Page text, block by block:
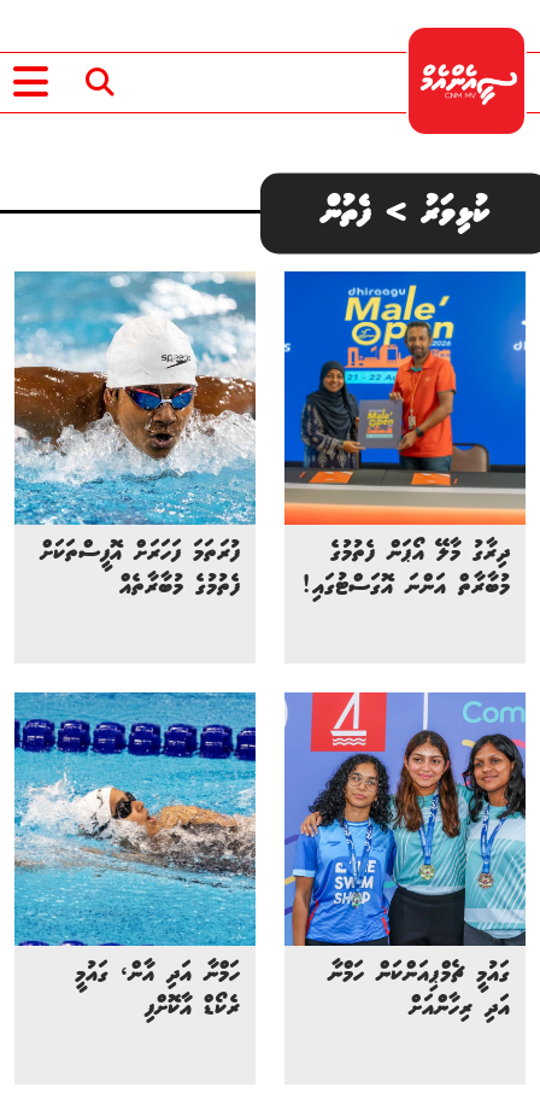
ކުޅިވަރު > ފެތުން
ދިރާގު މާލޭ އޯޕަން ފެތުމުގެ
މުބާރާތް އަންނަ އޮގަސްޓުގައި!
ފުރަތަމަ ފަހަރަށް އޮފީސްތަކަށް
ފެތުމުގެ މުބާރާތެއް
ގައުމީ ޗެމްޕިއަންކަން ހަމްނާ
އަދި ރިހާންއަށް
ހަމްނާ އަދި އާން، ގައުމީ
ރެކޯޑް އާކޮށްފި